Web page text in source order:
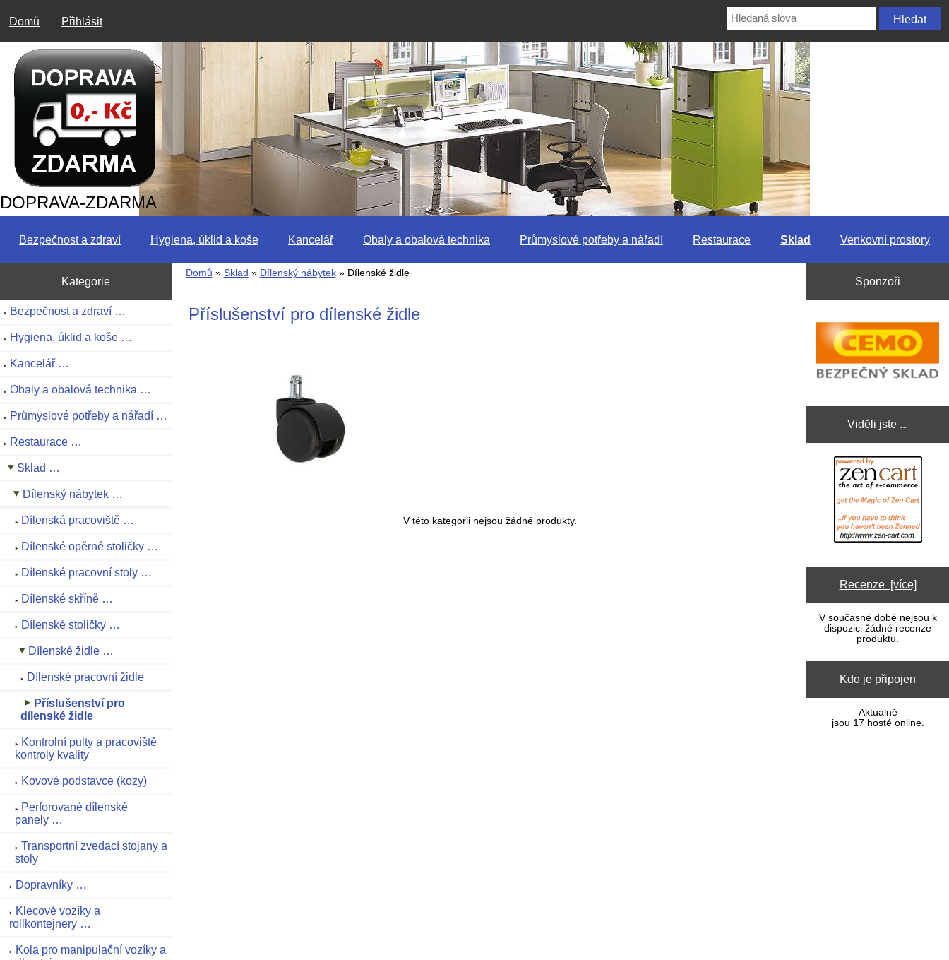
Domů Přihlásit
DOPRAVA-ZDARMA
Bezpečnost a zdraví Hygiena, úklid a koše Kancelář Obaly a obalová technika Průmyslové potřeby a nářadí Restaurace Sklad Venkovní prostory
Kategorie
Bezpečnost a zdraví …
Hygiena, úklid a koše …
Kancelář …
Obaly a obalová technika …
Průmyslové potřeby a nářadí …
Restaurace …
Sklad …
Dílenský nábytek …
Dílenská pracoviště …
Dílenské opěrné stoličky …
Dílenské pracovní stoly …
Dílenské skříně …
Dílenské stoličky …
Dílenské židle …
Dílenské pracovní židle
Příslušenství pro
dílenské židle
Kontrolní pulty a pracoviště
kontroly kvality
Kovové podstavce (kozy)
Perforované dílenské
panely …
Transportní zvedací stojany a
stoly
Dopravníky …
Klecové vozíky a
rollkontejnery …
Kola pro manipulační vozíky a
Domů » Sklad » Dílenský nábytek» Dílenské židle
Příslušenství pro dílenské židle
V této kategorii nejsou žádné produkty.
Sponzoři
Viděli jste ...
Recenze [více]
V současné době nejsou k
dispozici žádné recenze
produktu.
Kdo je připojen
Aktuálně
jsou 17 hosté online.